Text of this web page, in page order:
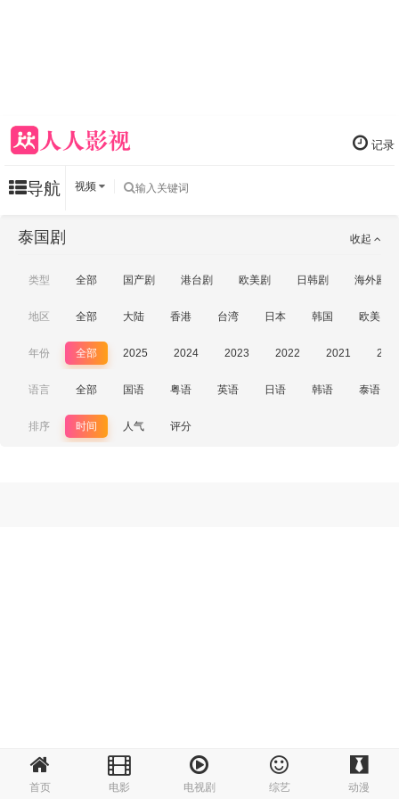
记录
导航 视频
首页 电影 电视剧 综艺 动漫
收起
泰国剧
类型 全部 国产剧 港台剧 欧美剧 日韩剧 海外剧
地区 全部 大陆 香港 台湾 日本 韩国 欧美
年份 全部 2025 2024 2023 2022 2021
语言 全部 国语 粤语 英语 日语 韩语 泰语
排序 时间 人气 评分